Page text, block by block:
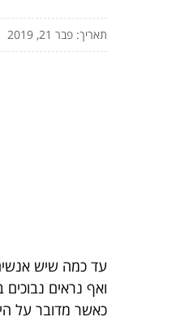
תאריך: פבר 21, 2019
עד כמה שיש
ואף נראים
כאשר מדובר על